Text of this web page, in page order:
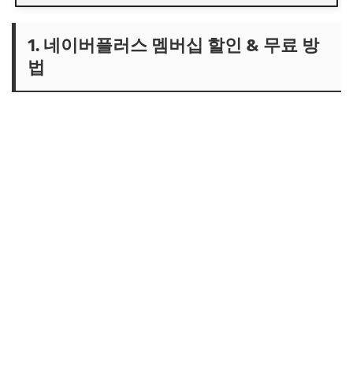
2. 네이버 치지직 '치트키' 할인 방법
1. 네이버플러스 멤버십 할인 & 무료 방
법